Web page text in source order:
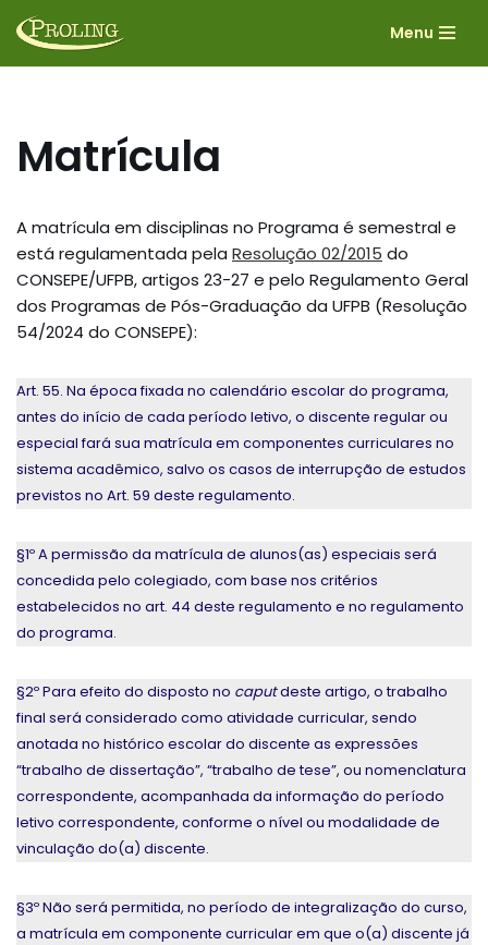
conteúdo
Menu
Matrícula
A matrícula em disciplinas no Programa é semestral e
está regulamentada pela Resolução 02/2015 do
CONSEPE/UFPB, artigos 23-27 e pelo Regulamento Geral
dos Programas de Pós-Graduação da UFPB (Resolução
54/2024 do CONSEPE):
Art. 55. Na época fixada no calendário escolar do programa,
antes do início de cada período letivo, o discente regular ou
especial fará sua matrícula em componentes curriculares no
sistema acadêmico, salvo os casos de interrupção de estudos
previstos no Art. 59 deste regulamento.
§1º A permissão da matrícula de alunos(as) especiais será
concedida pelo colegiado, com base nos critérios
estabelecidos no art. 44 deste regulamento e no regulamento
do programa.
§2º Para efeito do disposto no caputdeste artigo, o trabalho
final será considerado como atividade curricular, sendo
anotada no histórico escolar do discente as expressões
“trabalho de dissertação”, “trabalho de tese”, ou nomenclatura
correspondente, acompanhada da informação do período
letivo correspondente, conforme o nível ou modalidade de
vinculação do(a) discente.
§3º Não será permitida, no período de integralização do curso,
a matrícula em componente curricular em que o(a) discente já